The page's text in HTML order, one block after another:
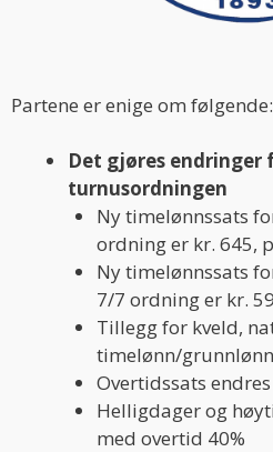
Partene er enige om følgende:
Det gjøres endringer
turnusordningen
Ny timelønnssats
ordning er kr. 645,
Ny timelønnssats
7/7 ordning er kr.
Tillegg for kveld,
timelønn/grunnlønn
Overtidssats
Helligdager og
med overtid 40%